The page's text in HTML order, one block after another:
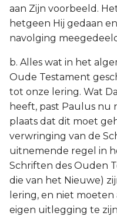
aan Zijn voorbeeld.
hetgeen Hij gedaan
navolging
b. Alles wat in het
Oude Testament
tot onze lering. Wat
heeft, past Paulus nu
plaats dat dit moet
verwringing van de
uitnemende regel in
Schriften des Ouden
die van het Nieuwe)
lering, en niet
eigen uitlegging te